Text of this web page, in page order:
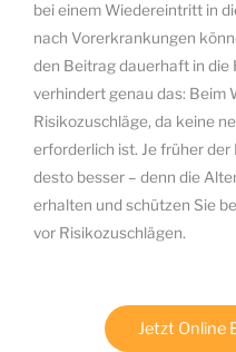
bei einem Wiedereintritt in
nach Vorerkrankungen
den Beitrag dauerhaft in
verhindert genau das: Beim
Risikozuschläge, da keine
erforderlich ist. Je früher
desto besser – denn die
erhalten und schützen Sie
vor Risikozuschlägen.
Jetzt Online